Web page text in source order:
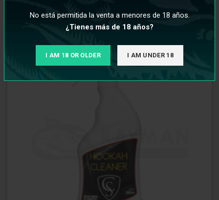
No está permitida la venta a menores de 18 años.
¿Tienes más de 18 años?
I AM 18 OR OLDER I AM UNDER 18